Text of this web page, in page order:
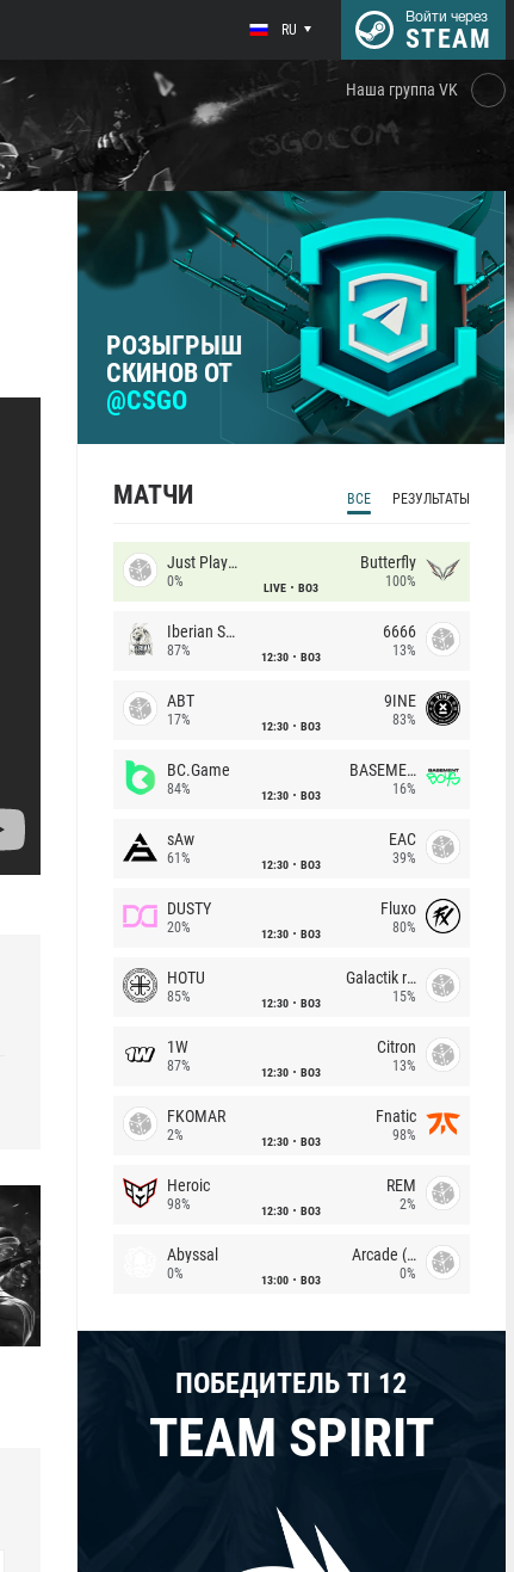
RU
Войти через
STEAM
Наша группа VK
РОЗЫГРЫШ
СКИНОВ ОТ
@CSGO
МАТЧИ ВСЕ РЕЗУЛЬТАТЫ
Just Players
0% LIVE BO3
Butterfly
100%
Iberian Soul
87% 12:30 BO3
6666
13%
ABT
17% 12:30 BO3
9INE
83%
BC.Game
84% 12:30 BO3
BASEMENT BOYS
16%
sAw
61% 12:30 BO3
EAC
39%
DUSTY
20% 12:30 BO3
Fluxo
80%
HOTU
85% 12:30 BO3
Galactik rebels
15%
1W
87% 12:30 BO3
Citron
13%
FKOMAR
2% 12:30 BO3
Fnatic
98%
Heroic
98% 12:30 BO3
REM
2%
Abyssal
0% 13:00 BO3
Arcade (AU)
0%
ПОБЕДИТЕЛЬ TI 12
TEAM SPIRIT